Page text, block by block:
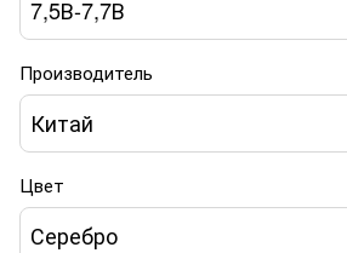
7,5В-7,7В
Производитель
Китай
Цвет
Серебро